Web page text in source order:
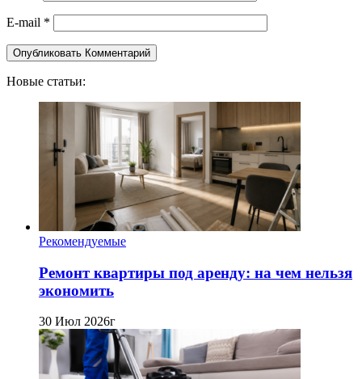
E-mail *
Новые статьи:
Рекомендуемые
Ремонт квартиры под аренду: на чем нельзя
экономить
30 Июл 2026г